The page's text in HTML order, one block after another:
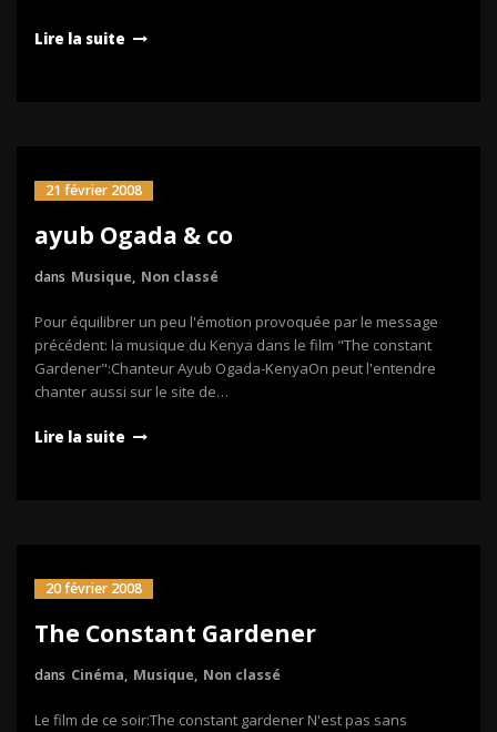
Lire la suite
21 février 2008
ayub Ogada & co
dans Musique, Non classé
Pour équilibrer un peu l'émotion provoquée par le message
précédent: la musique du Kenya dans le film "The constant
Gardener":Chanteur Ayub Ogada-KenyaOn peut l'entendre
chanter aussi sur le site de…
Lire la suite
20 février 2008
The Constant Gardener
dans Cinéma, Musique, Non classé
Le film de ce soir:The constant gardener N'est pas sans